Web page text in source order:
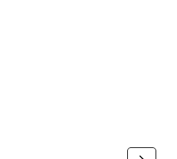
disponible en este momento.)